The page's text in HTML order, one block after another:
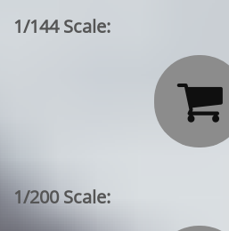
1/144 Scale:

1/200 Scale: